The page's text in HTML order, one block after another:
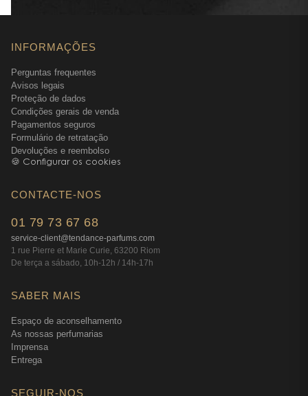
INFORMAÇÕES
Perguntas frequentes
Avisos legais
Proteção de dados
Condições gerais de venda
Pagamentos seguros
Formulário de retratação
Devoluções e reembolso
🍪 Configurar os cookies
CONTACTE-NOS
01 79 73 67 68
service-client@tendance-parfums.com
1 rue Pierre et Marie Curie, 63200 Riom
De terça a sábado, 10h-12h / 14h-17h
SABER MAIS
Espaço de aconselhamento
As nossas perfumarias
Imprensa
Entrega
SEGUIR-NOS